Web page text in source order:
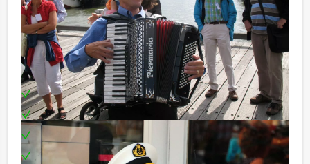
slecht weer met een dik zeil overdekt kunnen worden.
voor een gesloten boot wordt een meerprijs in
rekening gebracht.
Inclusief:
Accordeonist
Tekstboekjes
Boothuur
Te boeken op uw gewenste dag en tijdstip!